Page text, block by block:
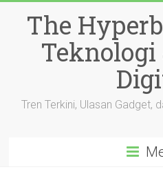
contentThe
Teknologi
Tren Terkini, Ulasan Gadget,